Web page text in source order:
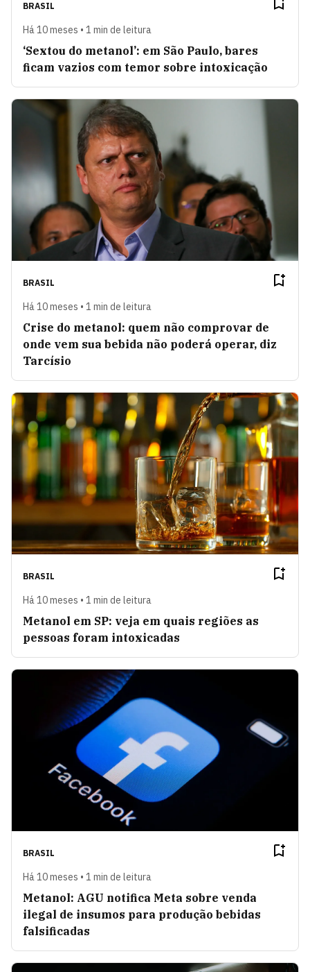
BRASIL
Há 10 meses • 1 min de leitura
‘Sextou do metanol’: em São Paulo, bares
ficam vazios com temor sobre intoxicação
BRASIL
Há 10 meses • 1 min de leitura
Crise do metanol: quem não comprovar de
onde vem sua bebida não poderá operar, diz
Tarcísio
BRASIL
Há 10 meses • 1 min de leitura
Metanol em SP: veja em quais regiões as
pessoas foram intoxicadas
BRASIL
Há 10 meses • 1 min de leitura
Metanol: AGU notifica Meta sobre venda
ilegal de insumos para produção bebidas
falsificadas